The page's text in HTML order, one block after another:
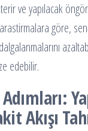
ve yapılacak
arastirmalara göre,
edebilir.
Akışı